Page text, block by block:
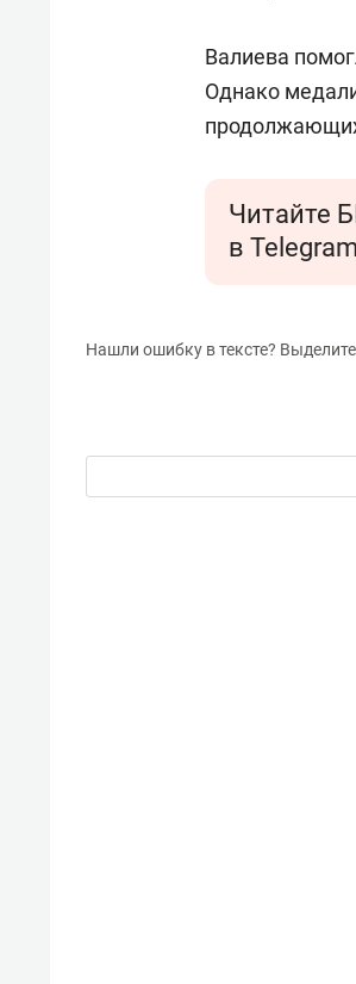
Валиева
Однако
Читайте
в Telegram
Нашли ошибку в тексте?